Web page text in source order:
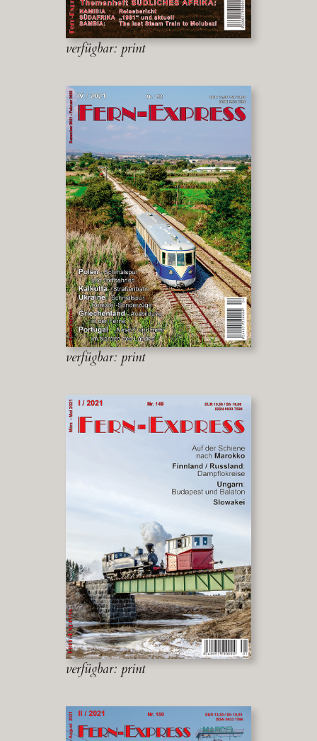
verfügbar: print
verfügbar: print
verfügbar: print